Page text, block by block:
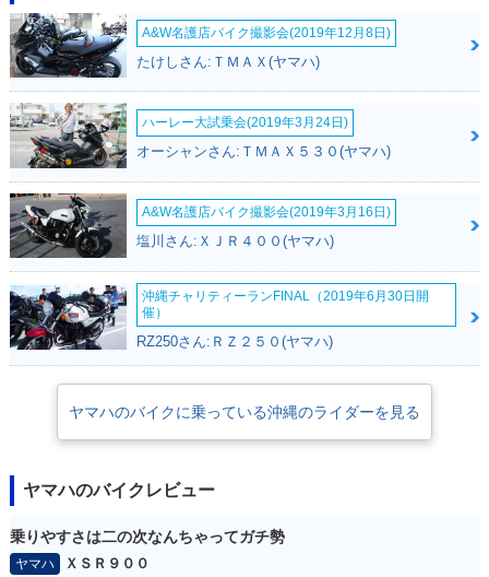
A&W名護店バイク撮影会(2019年12月8日)
たけしさん:ＴＭＡＸ(ヤマハ)
ハーレー大試乗会(2019年3月24日)
オーシャンさん:ＴＭＡＸ５３０(ヤマハ)
A&W名護店バイク撮影会(2019年3月16日)
塩川さん:ＸＪＲ４００(ヤマハ)
沖縄チャリティーランFINAL（2019年6月30日開
催）
RZ250さん:ＲＺ２５０(ヤマハ)
ヤマハのバイクに乗っている沖縄のライダーを見る
ヤマハのバイクレビュー
乗りやすさは二の次なんちゃってガチ勢
ヤマハ
ＸＳＲ９００